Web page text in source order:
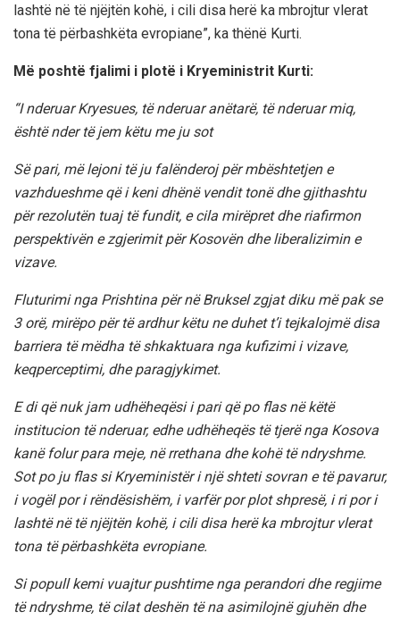
lashtë në të njëjtën kohë, i cili disa herë ka mbrojtur vlerat
tona të përbashkëta evropiane”, ka thënë Kurti.
Më poshtë fjalimi i plotë i Kryeministrit Kurti:
“I nderuar Kryesues, të nderuar anëtarë, të nderuar miq,
është nder të jem këtu me ju sot
Së pari, më lejoni të ju falënderoj për mbështetjen e
vazhdueshme që i keni dhënë vendit tonë dhe gjithashtu
për rezolutën tuaj të fundit, e cila mirëpret dhe riafirmon
perspektivën e zgjerimit për Kosovën dhe liberalizimin e
vizave.
Fluturimi nga Prishtina për në Bruksel zgjat diku më pak se
3 orë, mirëpo për të ardhur këtu ne duhet t’i tejkalojmë disa
barriera të mëdha të shkaktuara nga kufizimi i vizave,
keqperceptimi, dhe paragjykimet.
E di që nuk jam udhëheqësi i pari që po flas në këtë
institucion të nderuar, edhe udhëheqës të tjerë nga Kosova
kanë folur para meje, në rrethana dhe kohë të ndryshme.
Sot po ju flas si Kryeministër i një shteti sovran e të pavarur,
i vogël por i rëndësishëm, i varfër por plot shpresë, i ri por i
lashtë në të njëjtën kohë, i cili disa herë ka mbrojtur vlerat
tona të përbashkëta evropiane.
Si popull kemi vuajtur pushtime nga perandori dhe regjime
të ndryshme, të cilat deshën të na asimilojnë gjuhën dhe